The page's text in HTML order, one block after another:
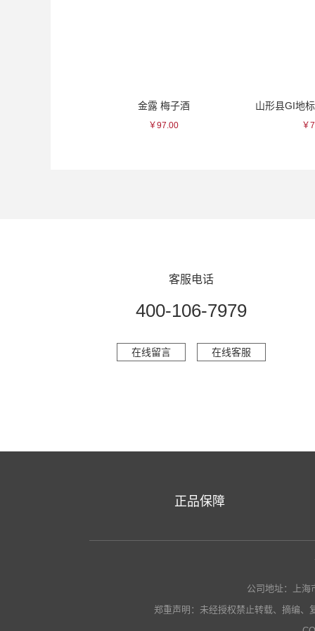
金露 梅子酒
￥97.00 ￥
客服电话
400-106-7979
在线留言 在线客服
正品保障
公司地址：上
郑重声明：未经授权禁止转载、摘编、